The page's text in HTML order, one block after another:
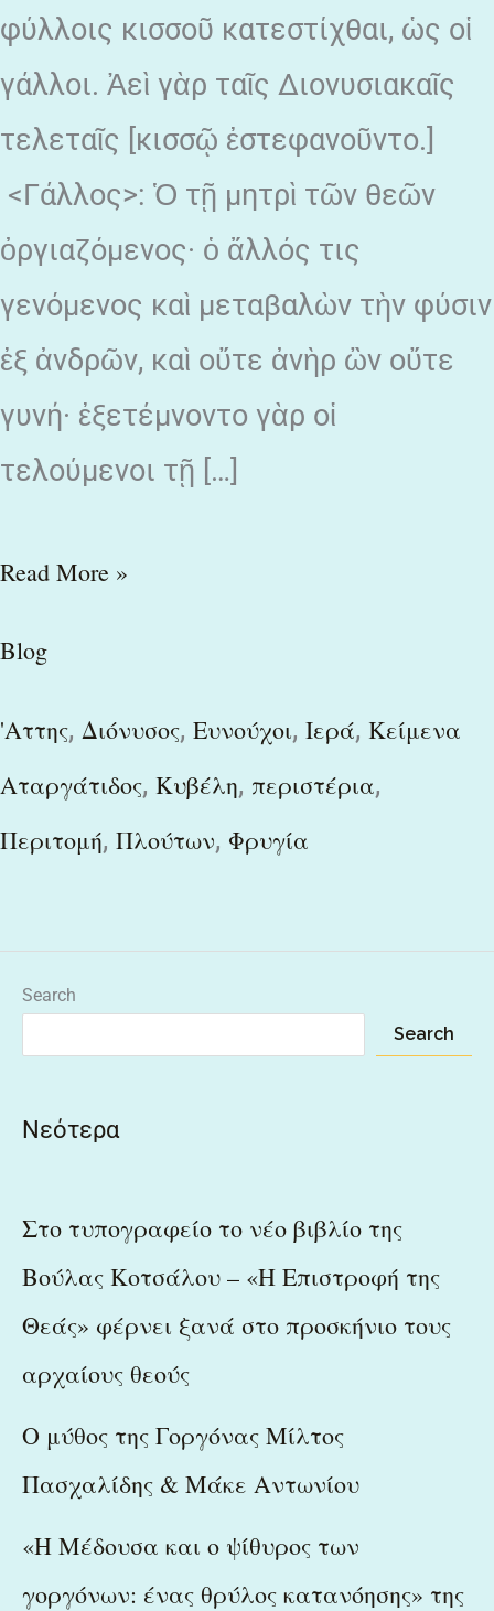
φύλλοις κισσοῦ κατεστίχθαι, ὡς οἱ
γάλλοι. Ἀεὶ γὰρ ταῖς Διονυσιακαῖς
τελεταῖς [κισσῷ ἐστεφανοῦντο.]
<Γάλλος>: Ὁ τῇ μητρὶ τῶν θεῶν
ὀργιαζόμενος· ὁ ἄλλός τις
γενόμενος καὶ μεταβαλὼν τὴν φύσιν
ἐξ ἀνδρῶν, καὶ οὔτε ἀνὴρ ὢν οὔτε
γυνή· ἐξετέμνοντο γὰρ οἱ
τελούμενοι τῇ […]
Read More »
Blog
'Αττης, Διόνυσος, Ευνούχοι, Ιερά, Κείμενα
Αταργάτιδος, Κυβέλη, περιστέρια,
Περιτομή, Πλούτων, Φρυγία
Search
Search
Νεότερα
Στο τυπογραφείο το νέο βιβλίο της
Βούλας Κοτσάλου – «Η Επιστροφή της
Θεάς» φέρνει ξανά στο προσκήνιο τους
αρχαίους θεούς
Ο μύθος της Γοργόνας Μίλτος
Πασχαλίδης & Μάκε Αντωνίου
«Η Μέδουσα και ο ψίθυρος των
γοργόνων: ένας θρύλος κατανόησης» της